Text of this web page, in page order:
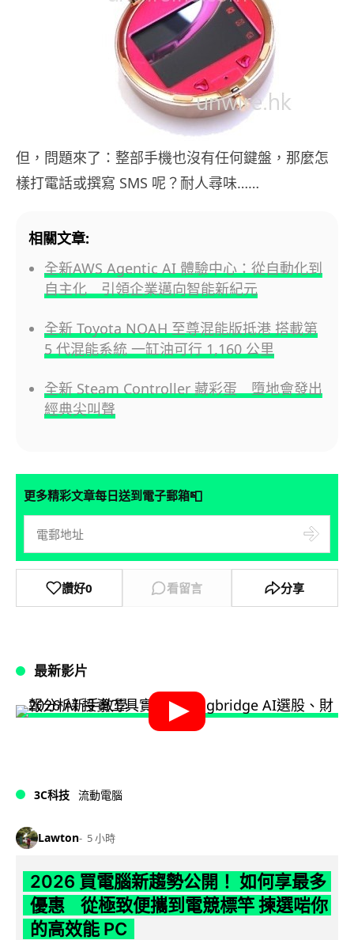
但，問題來了：整部手機也沒有任何鍵盤，那麼怎
樣打電話或撰寫 SMS 呢？耐人尋味……
相關文章:
全新AWS Agentic AI 體驗中心：從自動化到
自主化 引領企業邁向智能新紀元
全新 Toyota NOAH 至尊混能版抵港 搭載第
5 代混能系統 一缸油可行 1,160 公里
全新 Steam Controller 藏彩蛋 墮地會發出
經典尖叫聲
更多精彩文章每日送到電子郵箱📮
讚好0 看留言 分享
最新影片
3C科技 流動電腦
Lawton 5 小時
2026 買電腦新趨勢公開！ 如何享最多
優惠 從極致便攜到電競標竿 揀選啱你
的高效能 PC